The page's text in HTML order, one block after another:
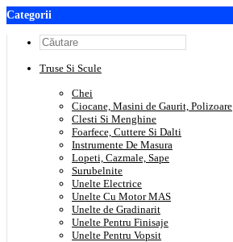
Categorii
Truse Si Scule
Chei
Ciocane, Masini de Gaurit, Polizoare
Clesti Si Menghine
Foarfece, Cuttere Si Dalti
Instrumente De Masura
Lopeti, Cazmale, Sape
Surubelnite
Unelte Electrice
Unelte Cu Motor MAS
Unelte de Gradinarit
Unelte Pentru Finisaje
Unelte Pentru Vopsit